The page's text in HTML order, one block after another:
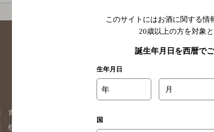
青森県のバー検索
栃木県のバー検索
このサイトにはお酒に関する情
20歳以上の方を対象と
誕生年月日を西暦で
生年月日
年 月
国